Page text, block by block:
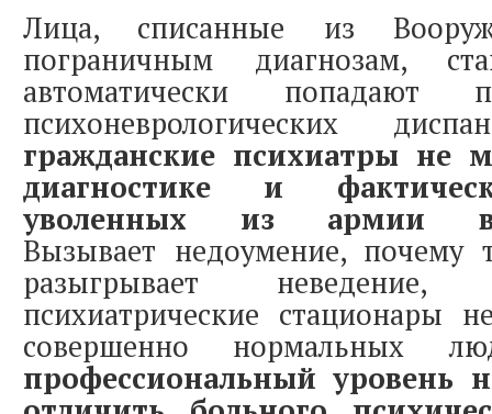
Лица, списанные из
пограничным диагнозам,
автоматически попадают
психоневрологических
гражданские психиатры не
диагностике и
уволенных из армии
Вызывает недоумение, почему
разыгрывает
психиатрические стационары
совершенно нормальных
профессиональный уровень